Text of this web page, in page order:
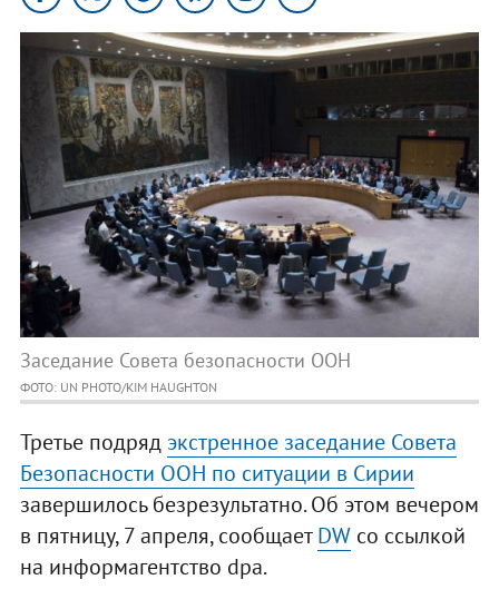
Заседание Совета безопасности ООН
ФОТО: UN PHOTO/KIM HAUGHTON
Третье подряд экстренное заседание Совета
Безопасности ООН по ситуации в Сирии
завершилось безрезультатно. Об этом вечером
в пятницу, 7 апреля, сообщаетDWсо ссылкой
на информагентство dpa.